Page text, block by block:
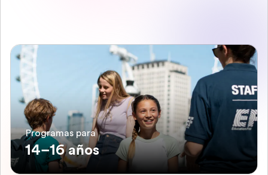
Programas para
14–16 años